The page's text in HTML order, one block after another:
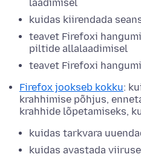
laadimisel
kuidas kiirendada
teavet Firefoxi
piltide allalaadimisel
teavet Firefoxi
Firefox jookseb kokku:
krahhimise põhjus,
krahhide lõpetamiseks,
kuidas tarkvara
kuidas avastada